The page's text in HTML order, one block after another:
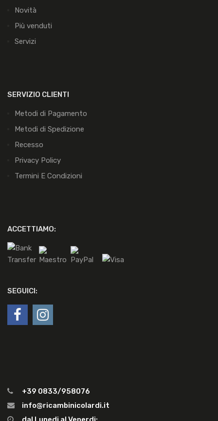
Novità
Più venduti
Servizi
SERVIZIO CLIENTI
Metodi di Pagamento
Metodi di Spedizione
Recesso
Privacy Policy
Termini E Condizioni
ACCETTIAMO:
SEGUICI:
+39 0833/958076
info@ricambinicolardi.it